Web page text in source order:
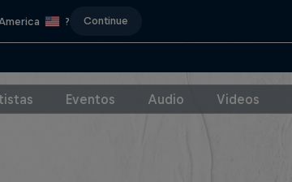
? Continue
Eventos Audio Videos